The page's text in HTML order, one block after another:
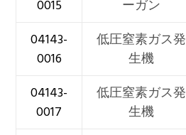
0015
ーガン
04143-
0016
低圧窒素ガス発
生機
04143-
0017
低圧窒素ガス発
生機